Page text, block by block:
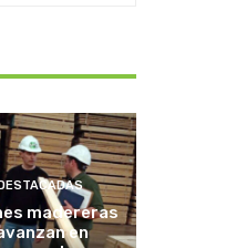
madereras
en